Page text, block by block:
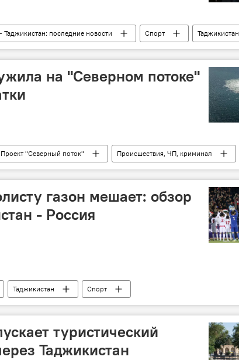
Таджикистан: последние новости Спорт
Таджикистан
новости спорта
на "Северном потоке"
Проект "Северный поток"
Происшествия, ЧП, криминал
газон мешает: обзор
- Россия
Таджикистан
Спорт
Мнение
туристический
Таджикистан